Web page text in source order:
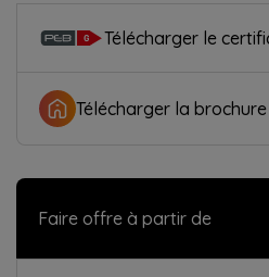
Télécharger le
Télécharger la brochure
Faire offre à partir de